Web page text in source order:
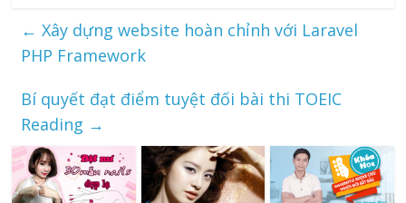
← Xây dựng website hoàn chỉnh với Laravel
PHP Framework
Bí quyết đạt điểm tuyệt đối bài thi TOEIC
Reading →